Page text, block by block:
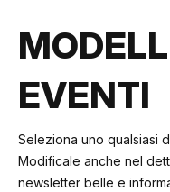
EVENTI
Seleziona uno qualsiasi
Modificale anche nel
newsletter belle e